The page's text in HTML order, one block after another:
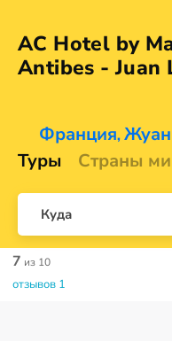
AC Hotel by
Antibes - Juan
Франция,
Туры Страны
Куда
7 из 10
отзывов 1